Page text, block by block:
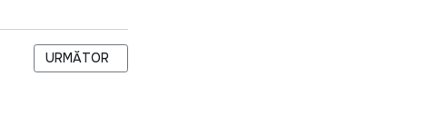
ARTICOLUL URMĂTOR: LA COSTEȘTI A AVUT LOC ATELIERUL
URMĂTOR